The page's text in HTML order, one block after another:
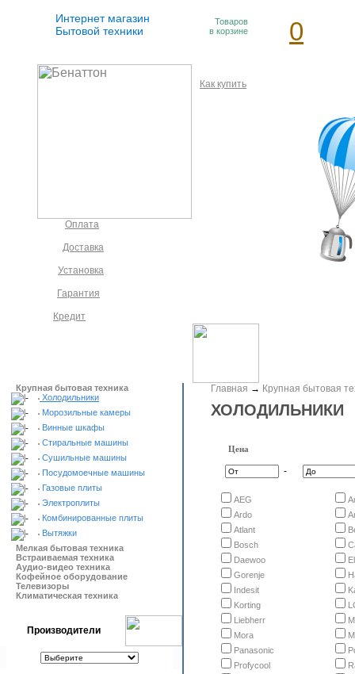
Интернет магазин
Бытовой техники
Товаров
в корзине
0
Как купить
Оплата
Доставка
Установка
Гарантия
Кредит
Крупная бытовая техника
Холодильники
Морозильные камеры
Винные шкафы
Стиральные машины
Сушильные машины
Посудомоечные машины
Газовые плиты
Электроплиты
Комбинированные плиты
Вытяжки
Мелкая бытовая техника
Встраиваемая техника
Аудио-видео техника
Кофейное оборудование
Телевизоры
Климатическая техника
Производители
Главная → Крупная бытовая
ХОЛОДИЛЬНИКИ
Цена
-
AEG
Ardo
Atlant
Bosch
Daewoo
Gorenje
Indesit
Korting
Liebherr
Mora
Panasonic
Profycool